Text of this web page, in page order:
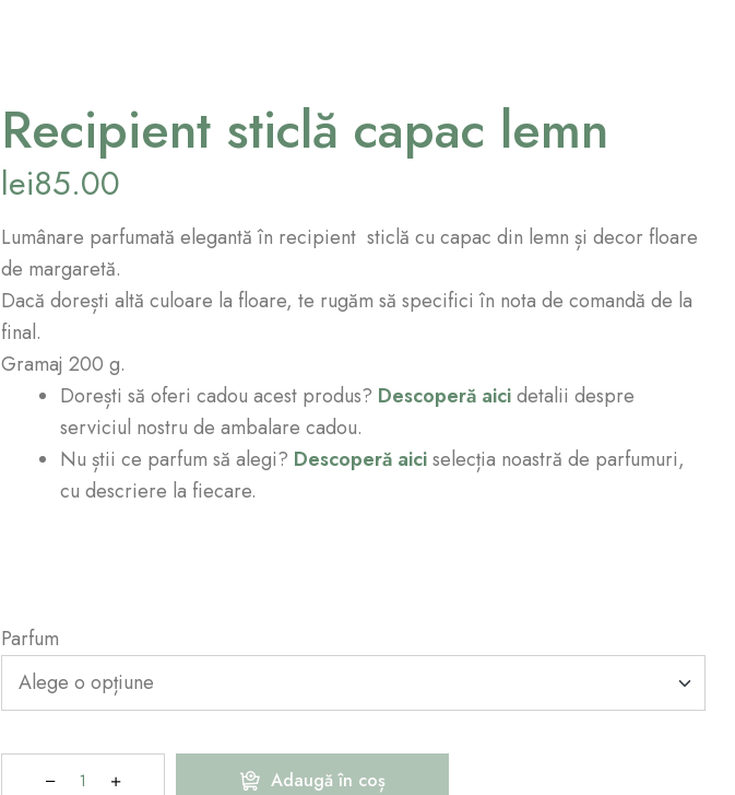
Recipient sticlă capac lemn
lei85.00
Lumânare parfumată elegantă în recipient sticlă cu capac din lemn și decor floare
de margaretă.
Dacă dorești altă culoare la floare, te rugăm să specifici în nota de comandă de la
final.
Gramaj 200 g.
Dorești să oferi cadou acest produs? Descoperă aicidetalii despre
serviciul nostru de ambalare cadou.
Nu știi ce parfum să alegi? Descoperă aiciselecția noastră de parfumuri,
cu descriere la fiecare.
Parfum
Adaugă în coș